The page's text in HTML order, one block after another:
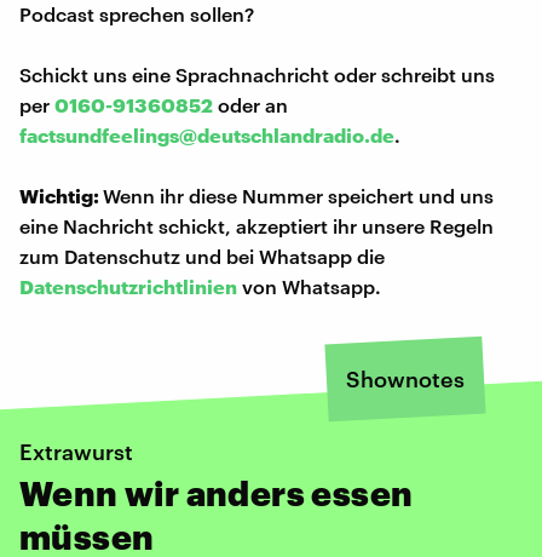
Podcast sprechen sollen?
Schickt uns eine Sprachnachricht oder schreibt uns
per 0160-91360852 oder an
factsundfeelings@deutschlandradio.de.
Wichtig:Wenn ihr diese Nummer speichert und uns
eine Nachricht schickt, akzeptiert ihr unsere Regeln
zum Datenschutz und bei Whatsapp die
Datenschutzrichtlinien von Whatsapp.
Shownotes
Extrawurst
Wenn wir anders essen
müssen